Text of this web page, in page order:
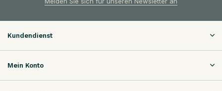
Kundendienst
Mein Konto